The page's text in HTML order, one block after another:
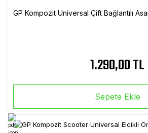
GP Kompozit Universal Çift Bağlantılı
1.290,00 TL
Sepete Ekle